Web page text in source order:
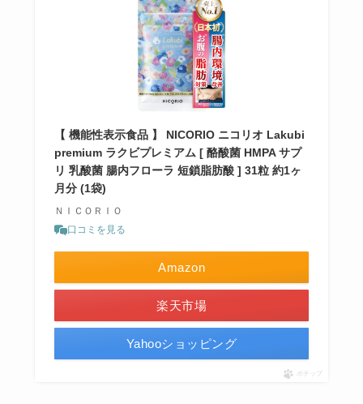
【 機能性表示食品 】 NICORIO ニコリオ Lakubi
premium ラクビプレミアム [ 酪酸菌 HMPA サプ
リ 乳酸菌 腸内フローラ 短鎖脂肪酸 ] 31粒 約1ヶ
月分 (1袋)
ＮＩＣＯＲＩＯ
口コミを見る
Amazon
楽天市場
Yahooショッピング
ポチップ